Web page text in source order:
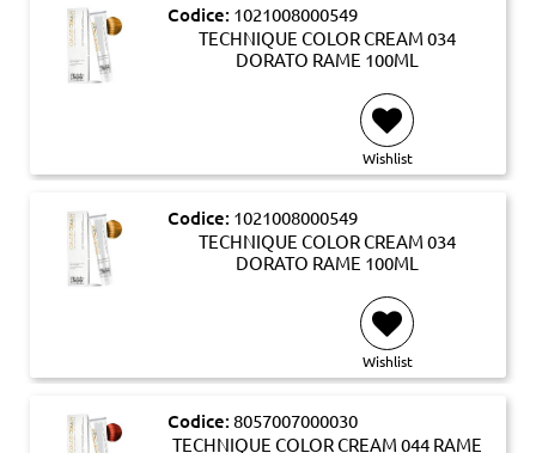
Codice: 1021008000549
TECHNIQUE COLOR CREAM 034
DORATO RAME 100ML
Wishlist
Codice: 1021008000549
TECHNIQUE COLOR CREAM 034
DORATO RAME 100ML
Wishlist
Codice: 8057007000030
TECHNIQUE COLOR CREAM 044 RAME